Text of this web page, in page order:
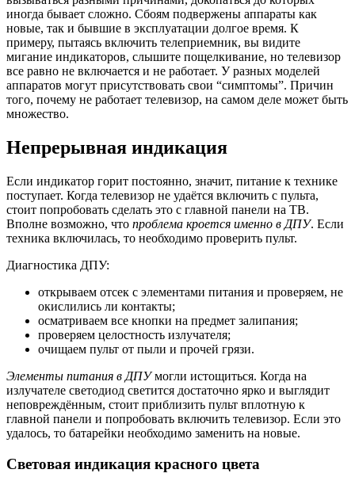
иногда бывает сложно. Сбоям подвержены аппараты как
новые, так и бывшие в эксплуатации долгое время. К
примеру, пытаясь включить телеприемник, вы видите
мигание индикаторов, слышите пощелкивание, но телевизор
все равно не включается и не работает. У разных моделей
аппаратов могут присутствовать свои “симптомы”. Причин
того, почему не работает телевизор, на самом деле может быть
множество.
Непрерывная индикация
Если индикатор горит постоянно, значит, питание к технике
поступает. Когда телевизор не удаётся включить с пульта,
стоит попробовать сделать это с главной панели на ТВ.
Вполне возможно, что проблема кроется именно в ДПУ. Если
техника включилась, то необходимо проверить пульт.
Диагностика ДПУ:
открываем отсек с элементами питания и проверяем, не
окислились ли контакты;
осматриваем все кнопки на предмет залипания;
проверяем целостность излучателя;
очищаем пульт от пыли и прочей грязи.
Элементы питания в ДПУмогли истощиться. Когда на
излучателе светодиод светится достаточно ярко и выглядит
неповреждённым, стоит приблизить пульт вплотную к
главной панели и попробовать включить телевизор. Если это
удалось, то батарейки необходимо заменить на новые.
Световая индикация красного цвета